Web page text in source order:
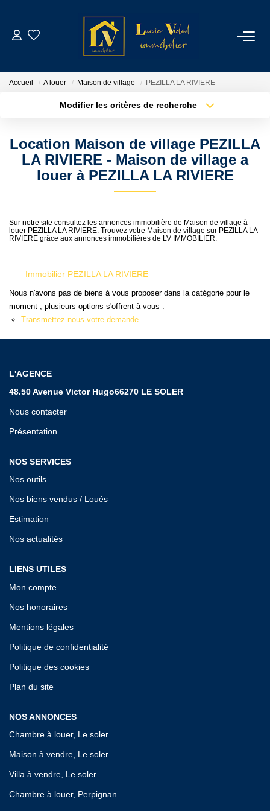
ESTIMATION
NOTRE AGENCE
Qui Sommes Nous ?
Notre Équipe
Accueil A louer Maison de village PEZILLA LA RIVIERE
Modifier les critères de recherche
Sélectionnez...
Type de bien
Surface min
Location Maison de village PEZILLA
LA RIVIERE - Maison de village a
louer à PEZILLA LA RIVIERE
Sur notre site consultez les annonces immobilière de Maison de village à
louer PEZILLA LA RIVIERE. Trouvez votre Maison de village sur PEZILLA LA
RIVIERE grâce aux annonces immobilières de LV IMMOBILIER.
Immobilier PEZILLA LA RIVIERE
Nous n'avons pas de biens à vous proposer dans la catégorie pour le
moment , plusieurs options s'offrent à vous :
Transmettez-nous votre demande
L'AGENCE
48.50 Avenue Victor Hugo66270 LE SOLER
Nous contacter
Présentation
NOS SERVICES
Nos outils
Nos biens vendus / Loués
Estimation
Nos actualités
LIENS UTILES
Mon compte
Nos honoraires
Mentions légales
Politique de confidentialité
Politique des cookies
Plan du site
NOS ANNONCES
Chambre à louer, Le soler
Maison à vendre, Le soler
Villa à vendre, Le soler
Chambre à louer, Perpignan